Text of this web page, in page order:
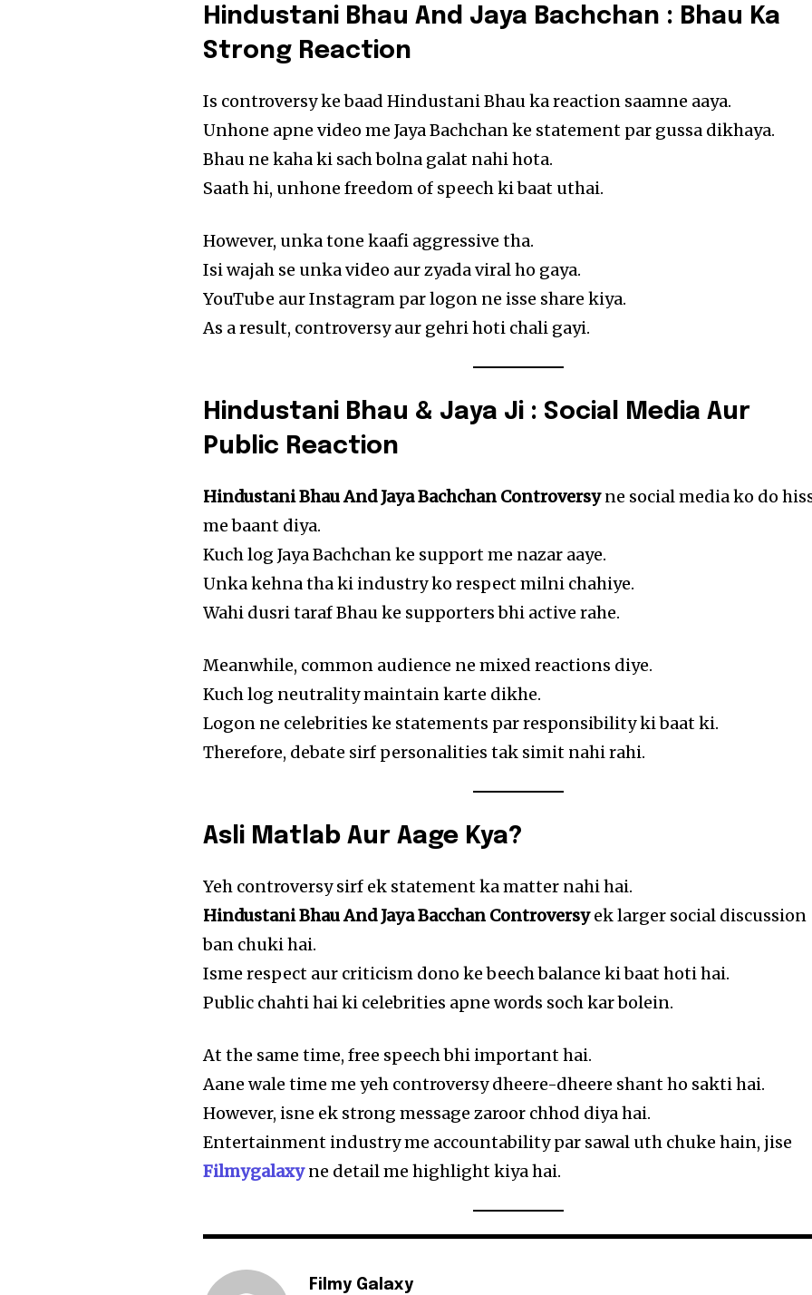
Hindustani Bhau And Jaya Bachchan : Bhau Ka
Strong Reaction
Is controversy ke baad Hindustani Bhau ka reaction saamne aaya.
Unhone apne video me Jaya Bachchan ke statement par gussa dikhaya.
Bhau ne kaha ki sach bolna galat nahi hota.
Saath hi, unhone freedom of speech ki baat uthai.
However, unka tone kaafi aggressive tha.
Isi wajah se unka video aur zyada viral ho gaya.
YouTube aur Instagram par logon ne isse share kiya.
As a result, controversy aur gehri hoti chali gayi.
Hindustani Bhau & Jaya Ji : Social Media Aur
Public Reaction
Hindustani Bhau And Jaya Bachchan Controversyne social media ko do
me baant diya.
Kuch log Jaya Bachchan ke support me nazar aaye.
Unka kehna tha ki industry ko respect milni chahiye.
Wahi dusri taraf Bhau ke supporters bhi active rahe.
Meanwhile, common audience ne mixed reactions diye.
Kuch log neutrality maintain karte dikhe.
Logon ne celebrities ke statements par responsibility ki baat ki.
Therefore, debate sirf personalities tak simit nahi rahi.
Asli Matlab Aur Aage Kya?
Yeh controversy sirf ek statement ka matter nahi hai.
Hindustani Bhau And Jaya Bacchan Controversyek larger social discussion
ban chuki hai.
Isme respect aur criticism dono ke beech balance ki baat hoti hai.
Public chahti hai ki celebrities apne words soch kar bolein.
At the same time, free speech bhi important hai.
Aane wale time me yeh controversy dheere-dheere shant ho sakti hai.
However, isne ek strong message zaroor chhod diya hai.
Entertainment industry me accountability par sawal uth chuke hain, jise
Filmygalaxy ne detail me highlight kiya hai.
Filmy Galaxy